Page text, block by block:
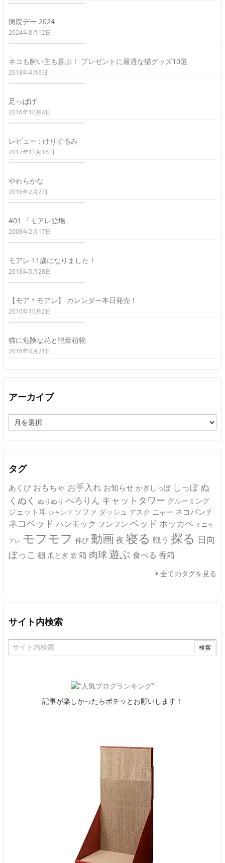
病院デー 2024
2024年8月12日
ネコも飼い主も喜ぶ！ プレゼントに最適な猫グッズ10選
2018年4月6日
足っぱげ
2016年10月4日
レビュー : けりぐるみ
2017年11月16日
やわらかな
2016年2月2日
#01 「モアレ登場」
2008年2月17日
モアレ 11歳になりました！
2018年5月28日
【モア＊モアレ】 カレンダー本日発売！
2010年10月2日
猫に危険な花と観葉植物
2016年4月21日
アーカイブ
ー
カ
イ
タグ
あくび おもちゃ お手入れ お知らせ かぎしっぽ しっぽ ぬ
くぬく ぬりぬり ぺろりん キャットタワー グルーミング
ジェット耳 ジャンプ ソファ ダッシュ デスク ニャー ネコパンチ
ネコベッド ハンモック フンフン ベッド ホッカペ ミニモ
アレ モフモフ 伸び 動画 夜 寝る 戦う 探る 日向
ぼっこ 棚 爪とぎ 窓 箱 肉球 遊ぶ 食べる 香箱
全てのタグを見る
サイト内検索
記事が楽しかったらポチッとお願いします！